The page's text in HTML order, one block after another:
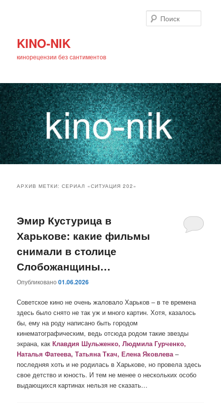
KINO-NIK
кинорецензии без сантиментов
основному
содержимому
дополнительному
содержимому
АРХИВ МЕТКИ:СЕРИАЛ «СИТУАЦИЯ 202»
Эмир Кустурица в
Харькове: какие фильмы
снимали в столице
Слобожанщины…
Опубликовано01.06.2026
Советское кино не очень жаловало Харьков – в те времена
здесь было снято не так уж и много картин. Хотя, казалось
бы, ему на роду написано быть городом
кинематографическим, ведь отсюда родом такие звезды
экрана, какКлавдия Шульженко, Людмила Гурченко,
Наталья Фатеева, Татьяна Ткач, Елена Яковлева –
последняя хоть и не родилась в Харькове, но провела здесь
свое детство и юность. И тем не менее о нескольких особо
выдающихся картинах нельзя не сказать…